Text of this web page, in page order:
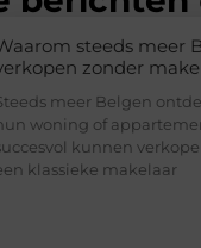
steeds meer
zonder
meer Belgen
woning of
kunnen
klassieke makelaar